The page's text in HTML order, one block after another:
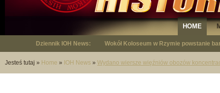
HOME
Dziennik IOH News: "Niepodległy - opowieść o Januszu
Jesteś tutaj » Home » IOH News » Wydano wiersze więźniów obozów